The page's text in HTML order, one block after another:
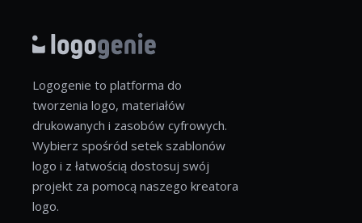
Logogenie to platforma do
tworzenia logo, materiałów
drukowanych i zasobów cyfrowych.
Wybierz spośród setek szablonów
logo i z łatwością dostosuj swój
projekt za pomocą naszego kreatora
logo.